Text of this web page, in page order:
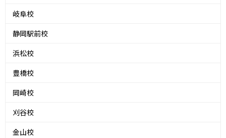
岐阜校
静岡駅前校
浜松校
豊橋校
岡崎校
刈谷校
金山校